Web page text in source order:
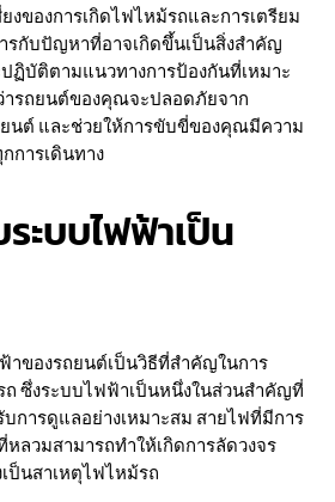
งของการเกิดไฟไหม้รถและการเตรียม
รกับปัญหาที่อาจเกิดขึ้นเป็นสิ่งสำคัญ
ฏิบัติตามแนวทางการป้องกันที่เหมาะ
รถยนต์ของคุณจะปลอดภัยจาก
นต์ และช่วยให้การขับขี่ของคุณมีความ
การเดินทาง
ะบบไฟฟ้าเป็น
าของรถยนต์เป็นวิธีที่สำคัญในการ
ถ ซึ่งระบบไฟฟ้าเป็นหนึ่งในส่วนสำคัญที่
การดูแลอย่างเหมาะสม สายไฟที่มีการ
ลวมสามารถทำให้เกิดการลัดวงจร
ป็นสาเหตุไฟไหม้รถ